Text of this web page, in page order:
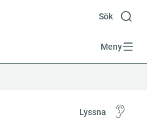
Sök
Meny
Lyssna